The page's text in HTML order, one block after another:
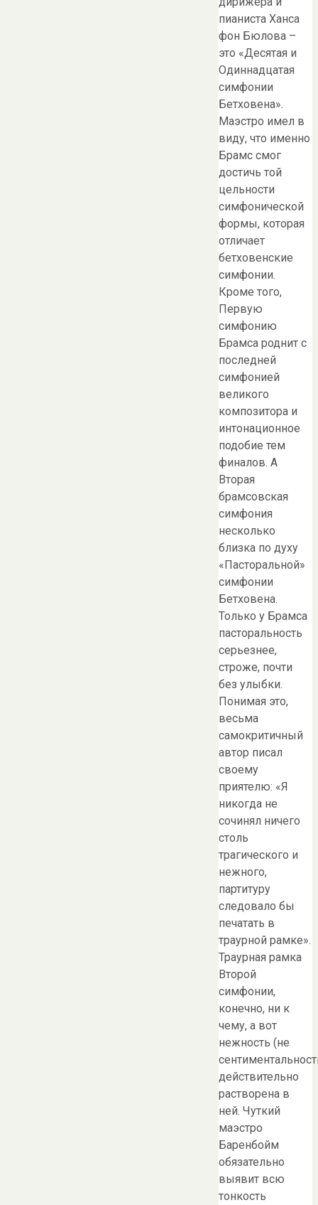
пианиста Ханса
фон Бюлова –
это «Десятая и
Одиннадцатая
симфонии
Бетховена».
Маэстро имел в
виду, что именно
Брамс смог
достичь той
цельности
симфонической
формы, которая
отличает
бетховенские
симфонии.
Кроме того,
Первую
симфонию
Брамса роднит с
последней
симфонией
великого
композитора и
интонационное
подобие тем
финалов. А
Вторая
брамсовская
симфония
несколько
близка по духу
«Пасторальной»
симфонии
Бетховена.
Только у Брамса
пасторальность
серьезнее,
строже, почти
без улыбки.
Понимая это,
весьма
самокритичный
автор писал
своему
приятелю: «Я
никогда не
сочинял ничего
столь
трагического и
нежного,
партитуру
следовало бы
печатать в
траурной рамке».
Траурная рамка
Второй
симфонии,
конечно, ни к
чему, а вот
нежность (не
действительно
растворена в
ней. Чуткий
маэстро
Баренбойм
обязательно
выявит всю
тонкость